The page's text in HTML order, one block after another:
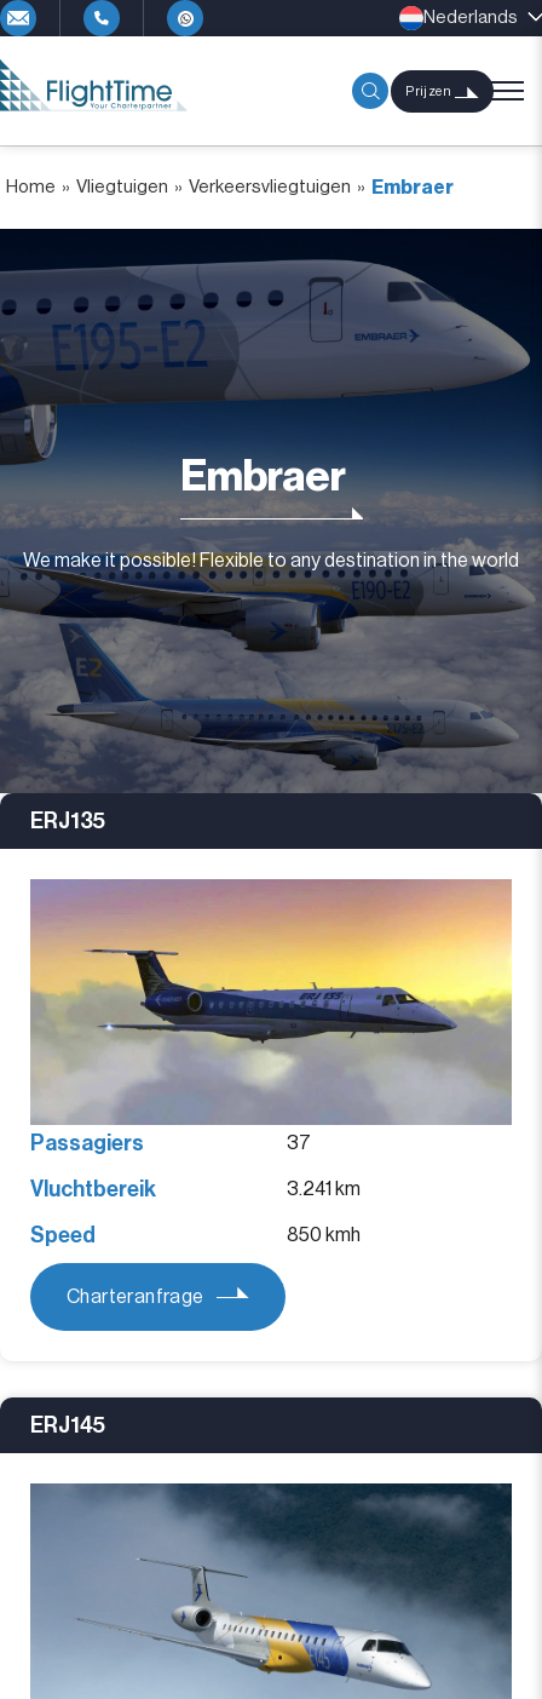
Nederlands
Prijzen
Home » Vliegtuigen » Verkeersvliegtuigen » Embraer
Embraer
We make it possible! Flexible to any destination in the world
ERJ135
Passagiers 37
Vluchtbereik 3.241 km
Speed 850 kmh
Charteranfrage
ERJ145